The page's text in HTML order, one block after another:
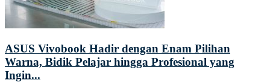
ASUS Vivobook Hadir dengan Enam Pilihan
Warna, Bidik Pelajar hingga Profesional yang
Ingin...